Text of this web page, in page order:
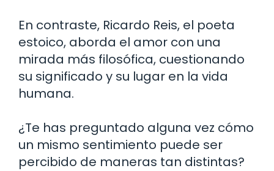
En contraste, Ricardo Reis, el poeta
estoico, aborda el amor con una
mirada más filosófica, cuestionando
su significado y su lugar en la vida
humana.
¿Te has preguntado alguna vez cómo
un mismo sentimiento puede ser
percibido de maneras tan distintas?